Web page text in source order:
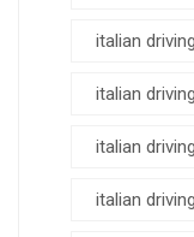
italian
italian
italian
italian